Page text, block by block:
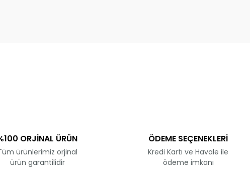
ORJİNAL ÜRÜN
ürünlerimiz orjinal
ürün garantilidir
ÖDEME SEÇENEKLERİ
Kredi Kartı ve Havale ile
ödeme imkanı